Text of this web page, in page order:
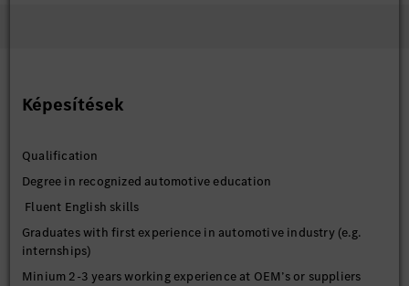
Képesítések
Qualification
Degree in recognized automotive education
Fluent English skills
Graduates with first experience in automotive industry (e.g.
internships)
Minium 2-3 years working experience at OEM’s or suppliers